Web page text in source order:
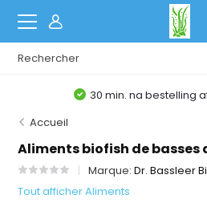
30 min. na bestelling
Accueil
Aliments biofish de basses
Marque:Dr. Bassleer
Tout afficher Aliments